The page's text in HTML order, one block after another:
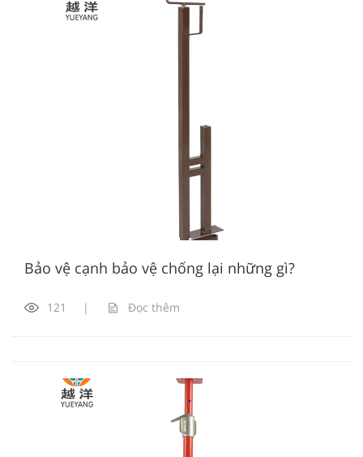
Bảo vệ cạnh bảo vệ chống lại những gì?
121 | Đọc thêm